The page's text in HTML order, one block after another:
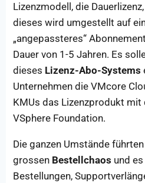
Lizenzmodell, die
dieses wird umgestellt auf
„angepassteres“
Dauer von 1-5 Jahren. Es
dieses Lizenz-Abo-Systems
Unternehmen die VMcore
KMUs das Lizenzprodukt
VSphere Foundation.
Die ganzen Umstände
grossen Bestellchaos und
Bestellungen,